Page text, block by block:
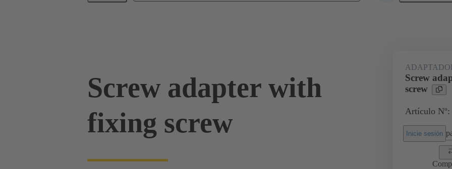
Screw adapter with
fixing screw
Screw
screw
Artículo Nº:
Inicie sesión